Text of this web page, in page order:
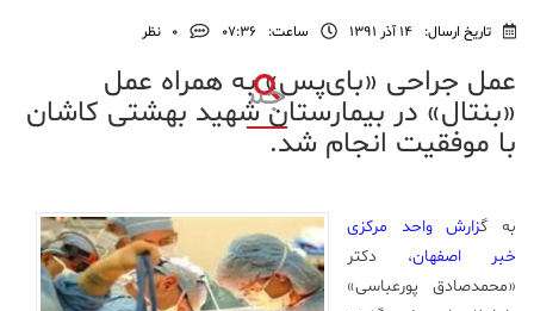
فرهنگ
و
ورزشی
تاریخ ارسال: 14 آذر 1391 ساعت: ۰۷:۳۶ 0 نظر
عمل جراحی «بای‌پس» به همراه عمل
«بنتال» در بیمارستان شهید بهشتی کاشان
با موفقیت انجام شد.
به گزارش واحد مرکزی
خبر اصفهان، دکتر
«محمدصادق‌ پورعباسی»